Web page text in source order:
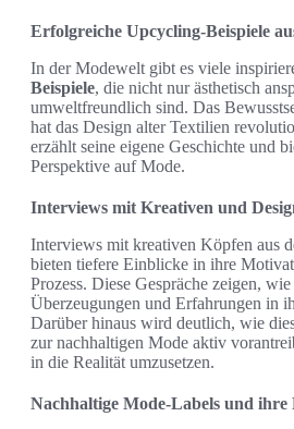
Erfolgreiche Upcycling-Beispiele
In der Modewelt gibt es viele
Beispiele, die nicht nur ästhetisch
umweltfreundlich sind. Das
hat das Design alter Textilien
erzählt seine eigene Geschichte und
Perspektive auf Mode.
Interviews mit Kreativen und
Interviews mit kreativen Köpfen aus
bieten tiefere Einblicke in ihre
Prozess. Diese Gespräche zeigen,
Überzeugungen und Erfahrungen in
Darüber hinaus wird deutlich, wie
zur nachhaltigen Mode aktiv
in die Realität umzusetzen.
Nachhaltige Mode-Labels und ihre